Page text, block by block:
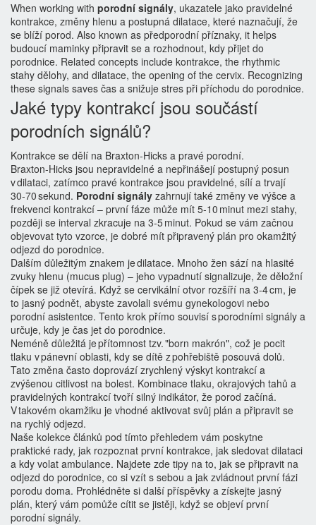
When working with porodní signály, ukazatele jako pravidelné
kontrakce, změny hlenu a postupná dilatace, které naznačují, že
se blíží porod. Also known as předporodní příznaky, it helps
budoucí maminky připravit se a rozhodnout, kdy přijet do
porodnice. Related concepts include kontrakce, the rhythmic
stahy dělohy, and dilatace, the opening of the cervix. Recognizing
these signals saves čas a snižuje stres při příchodu do porodnice.
Jaké typy kontrakcí jsou součástí
porodních signálů?
Kontrakce se dělí na Braxton‑Hicks a pravé porodní.
Braxton‑Hicks jsou nepravidelné a nepřinášejí postupný posun
v dilataci, zatímco pravé kontrakce jsou pravidelné, sílí a trvají
30‑70 sekund. Porodní signály zahrnují také změny ve výšce a
frekvenci kontrakcí – první fáze může mít 5‑10 minut mezi stahy,
později se interval zkracuje na 3‑5 minut. Pokud se vám začnou
objevovat tyto vzorce, je dobré mít připravený plán pro okamžitý
odjezd do porodnice.
Dalším důležitým znakem je dilatace. Mnoho žen sází na hlasité
zvuky hlenu (mucus plug) – jeho vypadnutí signalizuje, že děložní
čípek se již otevírá. Když se cervikální otvor rozšíří na 3‑4 cm, je
to jasný podnět, abyste zavolali svému gynekologovi nebo
porodní asistentce. Tento krok přímo souvisí s porodními signály a
určuje, kdy je čas jet do porodnice.
Neméně důležitá je přítomnost tzv. "born makrón", což je pocit
tlaku v pánevní oblasti, kdy se dítě z pohřebiště posouvá dolů.
Tato změna často doprovází zrychlený výskyt kontrakcí a
zvýšenou citlivost na bolest. Kombinace tlaku, okrajových tahů a
pravidelných kontrakcí tvoří silný indikátor, že porod začíná.
V takovém okamžiku je vhodné aktivovat svůj plán a připravit se
na rychlý odjezd.
Naše kolekce článků pod tímto přehledem vám poskytne
praktické rady, jak rozpoznat první kontrakce, jak sledovat dilataci
a kdy volat ambulance. Najdete zde tipy na to, jak se připravit na
odjezd do porodnice, co si vzít s sebou a jak zvládnout první fázi
porodu doma. Prohlédněte si další příspěvky a získejte jasný
plán, který vám pomůže cítit se jistěji, když se objeví první
porodní signály.